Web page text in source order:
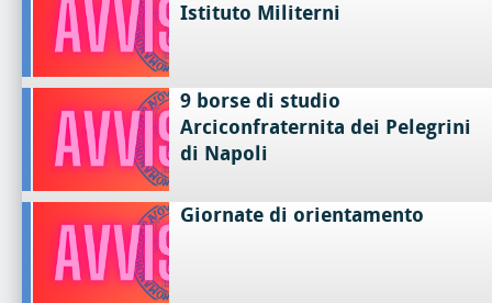
Istituto Militerni
9 borse di studio
Arciconfraternita dei Pelegrini
di Napoli
Giornate di orientamento